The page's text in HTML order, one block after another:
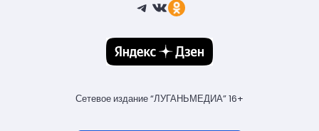
Telegram
ВКонтакте
Ссылка
Сетевое издание “ЛУГАНЬМЕДИА” 16+